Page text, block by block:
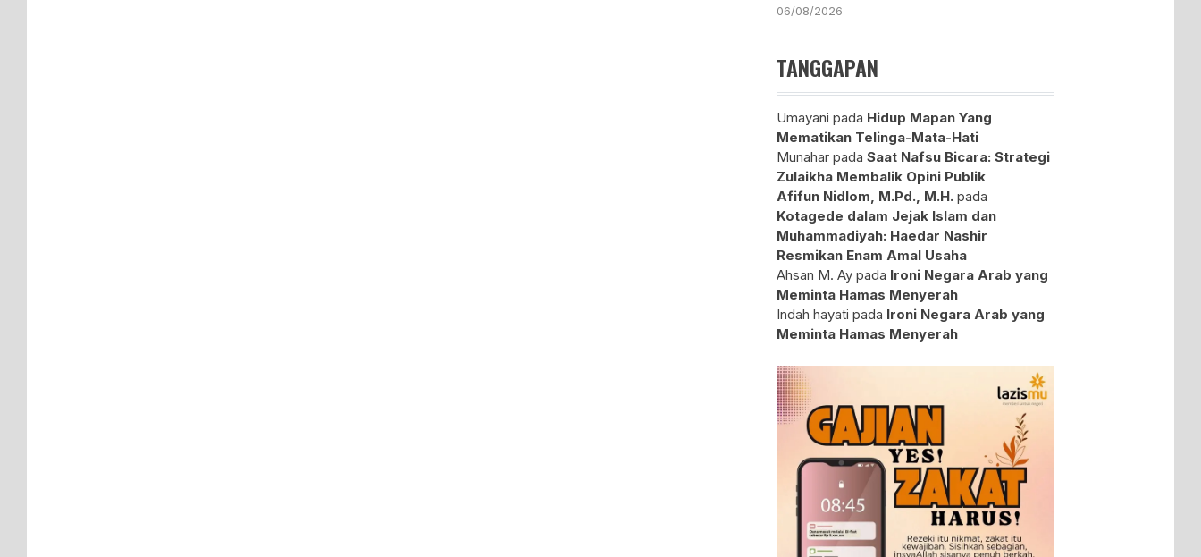
06/08/2026
TANGGAPAN
Umayani pada Hidup Mapan Yang
Mematikan Telinga-Mata-Hati
Munahar padaSaat Nafsu Bicara: Strategi
Zulaikha Membalik Opini Publik
Afifun Nidlom, M.Pd., M.H. pada
Kotagede dalam Jejak Islam dan
Muhammadiyah: Haedar Nashir
Resmikan Enam Amal Usaha
Ahsan M. Ay pada Ironi Negara Arab yang
Meminta Hamas Menyerah
Indah hayati pada Ironi Negara Arab yang
Meminta Hamas Menyerah